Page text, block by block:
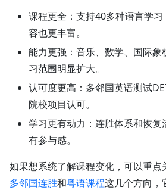
课程更全：支持40多种语言学
容也更丰富。
能力更强：音乐、数学、国际象
习范围明显扩大。
认可度更高：多邻国英语测试
院校项目认可。
学习更有动力：连胜体系和恢复
有参与感。
如果想系统了解课程变化，可以重点
多邻国连胜和粤语课程这几个方向，